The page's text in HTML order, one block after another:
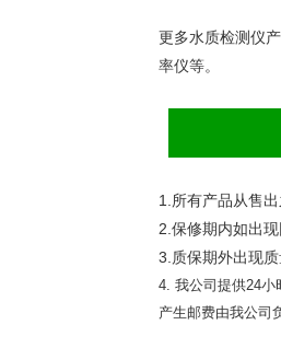
更多水质检测仪
率仪等。
1. 所有产品从售
2. 保修期内如出
3. 质保期外出现
4. 我公司提供24小
产生邮费由我公司